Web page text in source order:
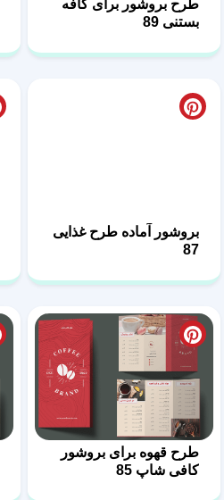
بستنی 89
87
طرح قهوه برای بروشور
کافی شاپ 85